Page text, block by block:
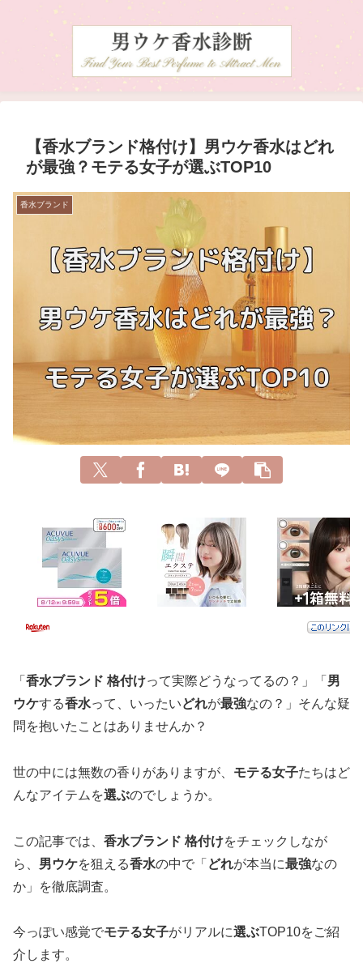
【香水ブランド格付け】男ウケ香水はどれ
が最強？モテる女子が選ぶTOP10
香水ブランド
「 香水ブランド 格付けって実際どうなってるの？」「 男
ウケする香水って、いったいどれが最強なの？」そんな疑
問を抱いたことはありませんか？
世の中には無数の香りがありますが、 モテる女子たちはど
んなアイテムを選ぶのでしょうか。
この記事では、 香水ブランド 格付けをチェックしなが
ら、 男ウケを狙える香水の中で「 どれが本当に最強なの
か」を徹底調査。
今っぽい感覚でモテる女子がリアルに選ぶTOP10をご紹
介します。